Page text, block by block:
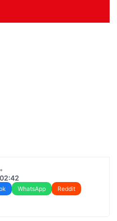
•
WhatsApp
Reddit